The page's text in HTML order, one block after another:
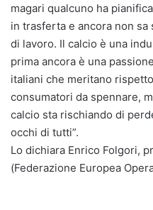
magari qualcuno ha
in trasferta e ancora non
di lavoro. Il calcio è una
prima ancora è una
italiani che meritano
consumatori da spennare,
calcio sta rischiando di
occhi di tutti”.
Lo dichiara Enrico Folgori,
(Federazione Europea